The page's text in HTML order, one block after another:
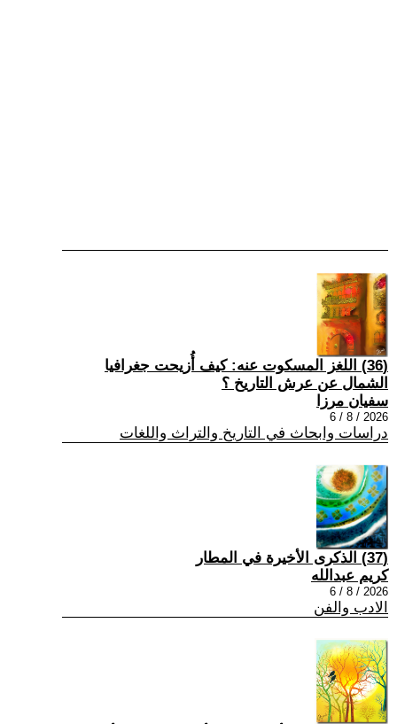
(36) اللغز المسكوت عنه: كيف أُزيحت جغرافيا
الشمال عن عرش التاريخ ؟
سفيان مرزا
2026 / 8 / 6
دراسات وابحاث في التاريخ والتراث واللغات
(37) الذكرى الأخيرة في المطار
كريم عبدالله
2026 / 8 / 6
الادب والفن